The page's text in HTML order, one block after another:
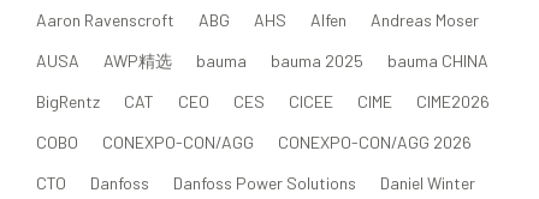
Aaron Ravenscroft
ABG AHS Alfen
Andreas Moser
AUSA
AWP精选 bauma bauma 2025
bauma CHINA
BigRentz
CAT CEO CES CICEE CIME
CIME2026
COBO
CONEXPO-CON/AGG
CONEXPO-CON/AGG 2026
CTO
Danfoss Danfoss Power Solutions
Daniel Winter